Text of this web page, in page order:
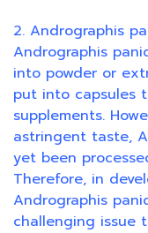
2. Andrographis
Andrographis
into powder or
put into capsules
supplements.
astringent taste,
yet been
Therefore, in
Andrographis
challenging issue